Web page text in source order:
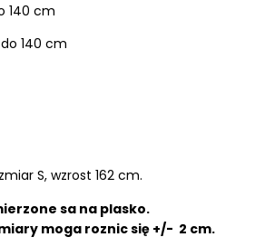
140 cm
140 cm
S, wzrost 162 cm.
sa na plasko.
moga roznic się +/- 2 cm.